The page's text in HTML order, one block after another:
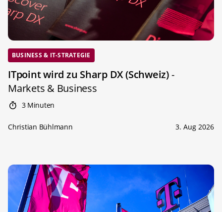
BUSINESS & IT-STRATEGIE
ITpoint wird zu Sharp DX (Schweiz)-
Markets & Business
3 Minuten
Christian Bühlmann 3. Aug 2026